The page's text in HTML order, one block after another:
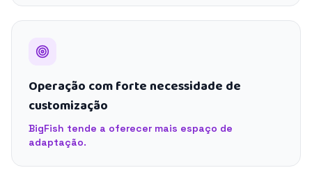
Operação com forte necessidade de
customização
BigFish tende a oferecer mais espaço de
adaptação.